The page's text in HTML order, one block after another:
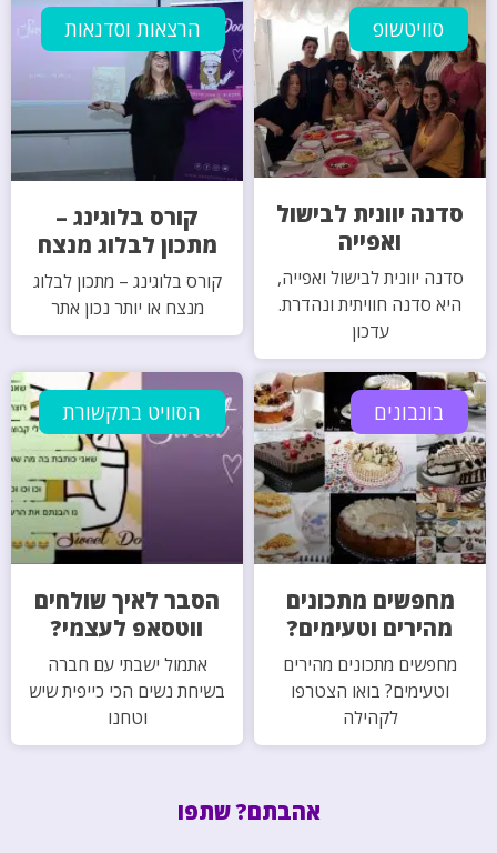
סוויטשופ
סדנה יוונית לבישול
ואפייה
סדנה יוונית לבישול ואפייה,
היא סדנה חוויתית ונהדרת.
עדכון
הרצאות וסדנאות
קורס בלוגינג –
מתכון לבלוג מנצח
קורס בלוגינג – מתכון לבלוג
מנצח או יותר נכון אתר
בונבונים
מחפשים מתכונים
מהירים וטעימים?
מחפשים מתכונים מהירים
וטעימים? בואו הצטרפו
לקהילה
הסוויט בתקשורת
הסבר לאיך שולחים
ווטסאפ לעצמי?
אתמול ישבתי עם חברה
בשיחת נשים הכי כייפית שיש
וטחנו
אהבתם? שתפו